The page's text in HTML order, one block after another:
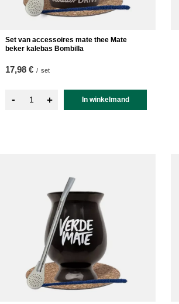
Set van accessoires mate thee Mate
beker kalebas Bombilla
17,98 € / set
- + In winkelmand